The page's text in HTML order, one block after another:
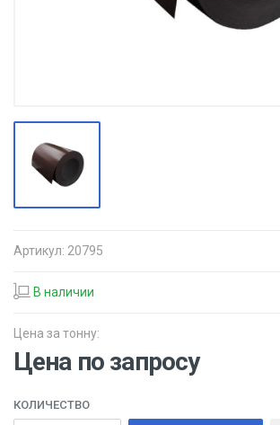
Артикул: 20795
В наличии
Цена за тонну:
Цена по запросу
КОЛИЧЕСТВО